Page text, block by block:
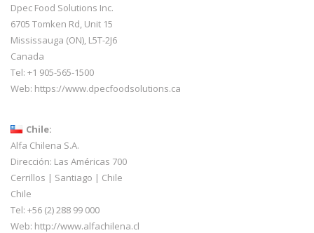
Dpec Food Solutions Inc.
6705 Tomken Rd, Unit 15
Mississauga (ON), L5T-2J6
Canada
Tel: +1 905-565-1500
Web: https://www.dpecfoodsolutions.ca
Chile:
Alfa Chilena S.A.
Dirección: Las Américas 700
Cerrillos | Santiago | Chile
Chile
Tel: +56 (2) 288 99 000
Web: http://www.alfachilena.cl